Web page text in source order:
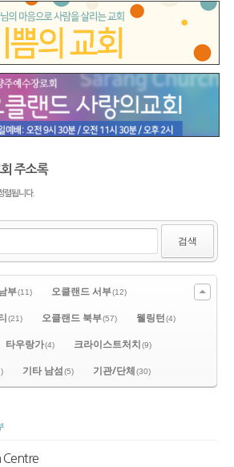
주소록
렬됩니다.
검색
부(11) 오클랜드 서부(12)
(21) 오클랜드 북부(57) 웰링턴(4)
타우랑가(4) 크라이스트처치(9)
기타 남섬(5) 기관/단체(30)
Centre